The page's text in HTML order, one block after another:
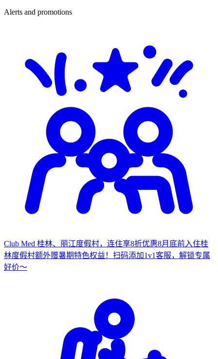
Alerts and promotions
Club Med 桂林、丽江度假村，连住享8折优惠8月底前入住桂
林度假村额外赠暑期特色权益！ 扫码添加1v1客服，解锁专属
好价～